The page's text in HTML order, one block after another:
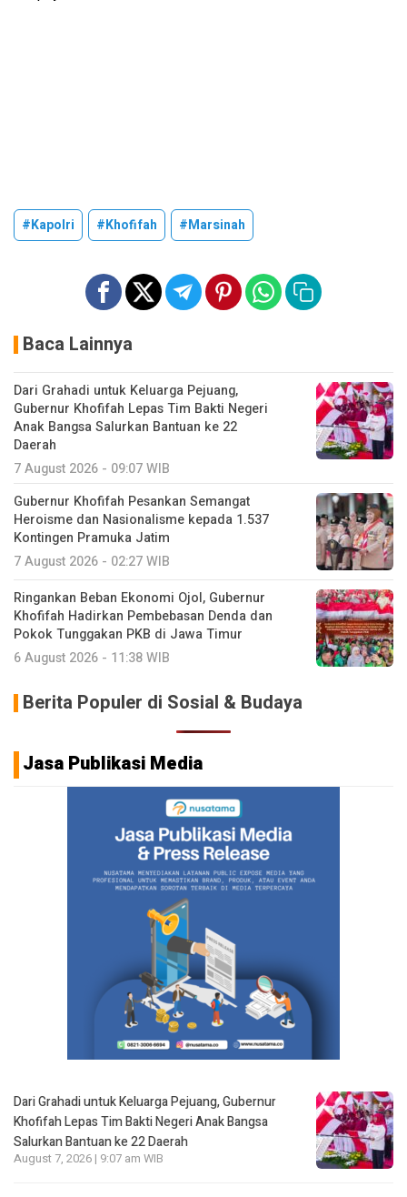
#Kapolri #Khofifah #Marsinah
Baca Lainnya
Dari Grahadi untuk Keluarga Pejuang,
Gubernur Khofifah Lepas Tim Bakti Negeri
Anak Bangsa Salurkan Bantuan ke 22
Daerah
7 August 2026 - 09:07 WIB
Gubernur Khofifah Pesankan Semangat
Heroisme dan Nasionalisme kepada 1.537
Kontingen Pramuka Jatim
7 August 2026 - 02:27 WIB
Ringankan Beban Ekonomi Ojol, Gubernur
Khofifah Hadirkan Pembebasan Denda dan
Pokok Tunggakan PKB di Jawa Timur
6 August 2026 - 11:38 WIB
Berita Populer di Sosial & Budaya
Jasa Publikasi Media
Dari Grahadi untuk Keluarga Pejuang, Gubernur
Khofifah Lepas Tim Bakti Negeri Anak Bangsa
Salurkan Bantuan ke 22 Daerah
August 7, 2026 | 9:07 am WIB